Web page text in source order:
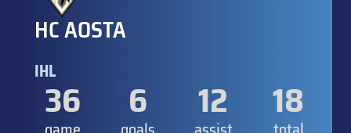
HC AOSTA
IHL
36 6 12 18